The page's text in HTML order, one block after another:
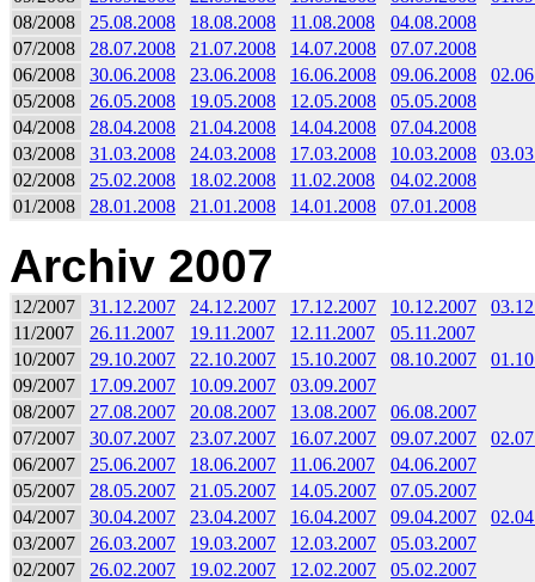
08/2008
25.08.2008 18.08.2008 11.08.2008
04.08.2008
07/2008
28.07.2008 21.07.2008 14.07.2008
07.07.2008
06/2008
30.06.2008 23.06.2008 16.06.2008 09.06.2008
05/2008
26.05.2008 19.05.2008 12.05.2008
05.05.2008
04/2008
28.04.2008 21.04.2008 14.04.2008
07.04.2008
03/2008
31.03.2008 24.03.2008 17.03.2008 10.03.2008
02/2008
25.02.2008 18.02.2008 11.02.2008
04.02.2008
01/2008
28.01.2008 21.01.2008 14.01.2008 07.01.2008
Archiv 2007
12/2007 31.12.2007 24.12.2007 17.12.2007 10.12.2007
11/2007
26.11.2007 19.11.2007 12.11.2007
05.11.2007
10/2007
29.10.2007 22.10.2007 15.10.2007 08.10.2007
09/2007
17.09.2007 10.09.2007
03.09.2007
08/2007
27.08.2007 20.08.2007 13.08.2007
06.08.2007
07/2007
30.07.2007 23.07.2007 16.07.2007 09.07.2007
06/2007
25.06.2007 18.06.2007 11.06.2007
04.06.2007
05/2007
28.05.2007 21.05.2007 14.05.2007
07.05.2007
04/2007
30.04.2007 23.04.2007 16.04.2007 09.04.2007
03/2007
26.03.2007 19.03.2007 12.03.2007
05.03.2007
02/2007
26.02.2007 19.02.2007 12.02.2007
05.02.2007